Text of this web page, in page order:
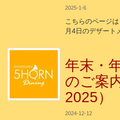
2025-1-6
こちらのページ
月4日のデザート
年末・
のご案
2025）
2024-12-12